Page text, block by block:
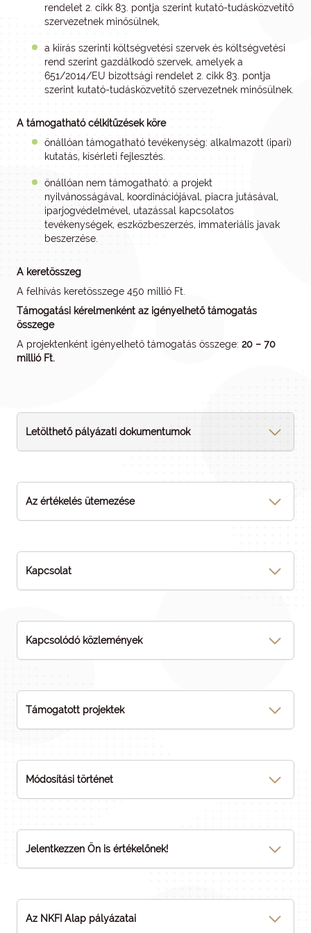
rendelet 2. cikk 83. pontja szerint kutató-tudásközvetítő
szervezetnek minősülnek,
a kiírás szerinti költségvetési szervek és költségvetési
rend szerint gazdálkodó szervek, amelyek a
651/2014/EU bizottsági rendelet 2. cikk 83. pontja
szerint kutató-tudásközvetítő szervezetnek minősülnek.
A támogatható célkitűzések köre
önállóan támogatható tevékenység: alkalmazott (ipari)
kutatás, kísérleti fejlesztés.
önállóan nem támogatható: a projekt
nyilvánosságával, koordinációjával, piacra jutásával,
iparjogvédelmével, utazással kapcsolatos
tevékenységek, eszközbeszerzés, immateriális javak
beszerzése.
A keretösszeg
A felhívás keretösszege 450 millió Ft.
Támogatási kérelmenként az igényelhető támogatás
összege
A projektenként igényelhető támogatás összege: 20 – 70
millió Ft.
Letölthető pályázati dokumentumok
Az értékelés ütemezése
Kapcsolat
Kapcsolódó közlemények
Támogatott projektek
Módosítási történet
Jelentkezzen Ön is értékelőnek!
Az NKFI Alap pályázatai